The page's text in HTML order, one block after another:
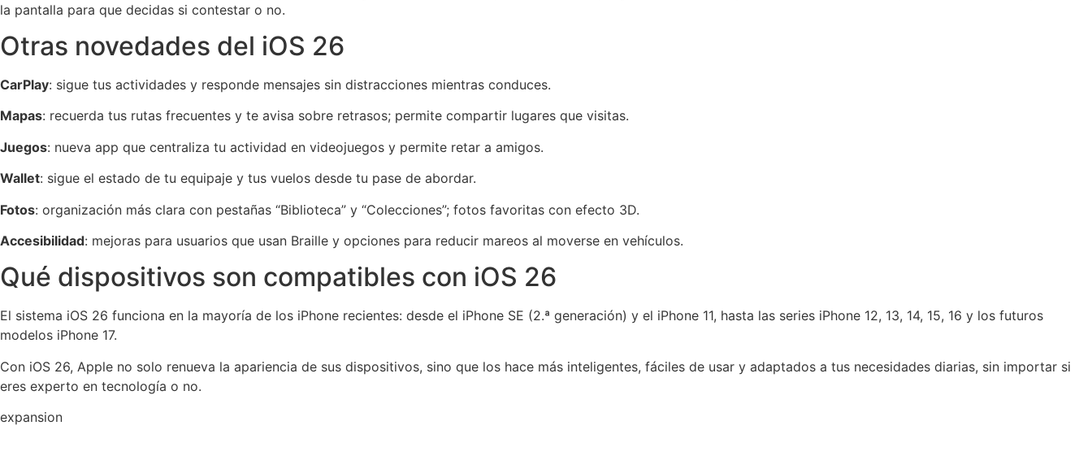
la pantalla para que decidas si contestar o no.
Otras novedades del iOS 26
CarPlay: sigue tus actividades y responde mensajes sin distracciones mientras conduces.
Mapas: recuerda tus rutas frecuentes y te avisa sobre retrasos; permite compartir lugares que visitas.
Juegos: nueva app que centraliza tu actividad en videojuegos y permite retar a amigos.
Wallet: sigue el estado de tu equipaje y tus vuelos desde tu pase de abordar.
Fotos: organización más clara con pestañas “Biblioteca” y “Colecciones”; fotos favoritas con efecto 3D.
Accesibilidad: mejoras para usuarios que usan Braille y opciones para reducir mareos al moverse en vehículos.
Qué dispositivos son compatibles con iOS 26
El sistema iOS 26 funciona en la mayoría de los iPhone recientes: desde el iPhone SE (2.ª generación) y el iPhone 11, hasta las series iPhone 12, 13, 14, 15, 16 y los futuros
modelos iPhone 17.
Con iOS 26, Apple no solo renueva la apariencia de sus dispositivos, sino que los hace más inteligentes, fáciles de usar y adaptados a tus necesidades diarias, sin importar si
eres experto en tecnología o no.
expansion